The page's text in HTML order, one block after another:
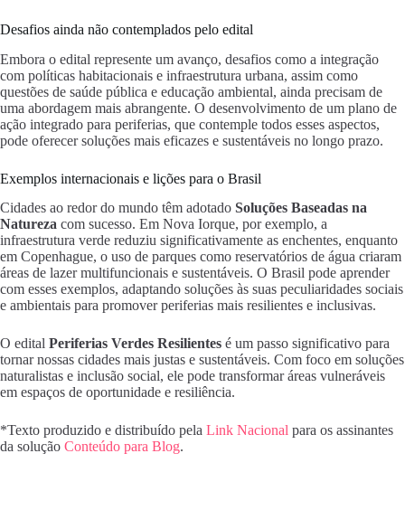
Desafios ainda não contemplados pelo edital
Embora o edital represente um avanço, desafios como a integração
com políticas habitacionais e infraestrutura urbana, assim como
questões de saúde pública e educação ambiental, ainda precisam de
uma abordagem mais abrangente. O desenvolvimento de um plano de
ação integrado para periferias, que contemple todos esses aspectos,
pode oferecer soluções mais eficazes e sustentáveis no longo prazo.
Exemplos internacionais e lições para o Brasil
Cidades ao redor do mundo têm adotado Soluções Baseadas na
Natureza com sucesso. Em Nova Iorque, por exemplo, a
infraestrutura verde reduziu significativamente as enchentes, enquanto
em Copenhague, o uso de parques como reservatórios de água criaram
áreas de lazer multifuncionais e sustentáveis. O Brasil pode aprender
com esses exemplos, adaptando soluções às suas peculiaridades sociais
e ambientais para promover periferias mais resilientes e inclusivas.
O edital Periferias Verdes Resilientes é um passo significativo para
tornar nossas cidades mais justas e sustentáveis. Com foco em soluções
naturalistas e inclusão social, ele pode transformar áreas vulneráveis
em espaços de oportunidade e resiliência.
*Texto produzido e distribuído pela Link Nacional para os assinantes
da solução Conteúdo para Blog.